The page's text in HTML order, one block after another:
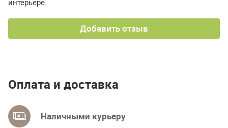
Добавить отзыв
Оплата и доставка
Наличными курьеру